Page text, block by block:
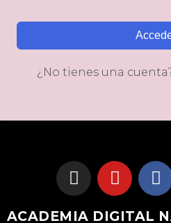
¿No tienes una
ACADEMIA DIGITAL